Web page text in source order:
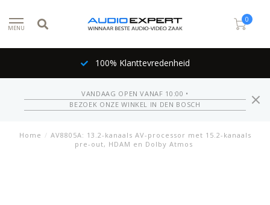
MENU
0
Inruil mogelijk
VANDAAG OPEN VANAF 10:00 •
BEZOEK ONZE WINKEL IN DEN BOSCH
Home / AV8805A: 13.2-kanaals AV-processor met 15.2-kanaals
pre-out, HDAM en Dolby Atmos